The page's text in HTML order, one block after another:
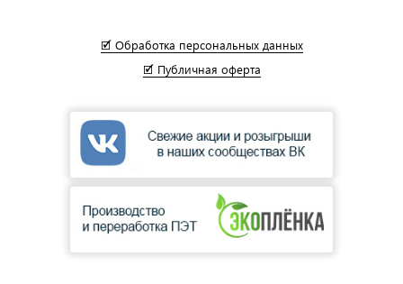
🗹 Обработка персональных данных
🗹 Публичная оферта